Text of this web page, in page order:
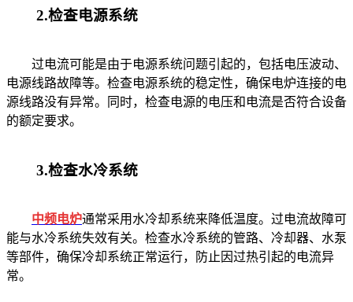
2.检查电源系统
过电流可能是由于电源系统问题引起的，包括电压波动、
电源线路故障等。检查电源系统的稳定性，确保电炉连接的电
源线路没有异常。同时，检查电源的电压和电流是否符合设备
的额定要求。
3.检查水冷系统
中频电炉通常采用水冷却系统来降低温度。过电流故障可
能与水冷系统失效有关。检查水冷系统的管路、冷却器、水泵
等部件，确保冷却系统正常运行，防止因过热引起的电流异
常。